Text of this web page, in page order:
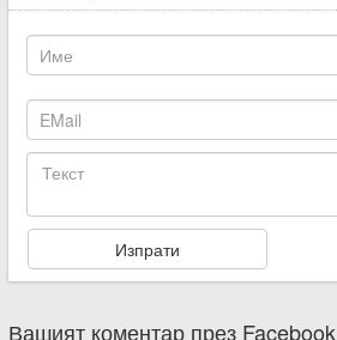
Вашият коментар през Facebook